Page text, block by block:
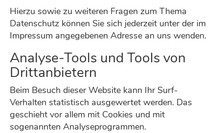
Hierzu sowie zu weiteren Fragen zum Thema
Datenschutz können Sie sich jederzeit unter der im
Impressum angegebenen Adresse an uns wenden.
Analyse-Tools und Tools von
Drittanbietern
Beim Besuch dieser Website kann Ihr Surf-
Verhalten statistisch ausgewertet werden. Das
geschieht vor allem mit Cookies und mit
sogenannten Analyseprogrammen.